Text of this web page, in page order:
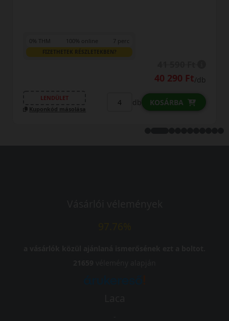
0% THM 100% online 7 perc
FIZETHETEK RÉSZLETEKBEN?
42 990 Ft/db
LENDÜLET
Kuponkód másolása
db KOSÁRBA